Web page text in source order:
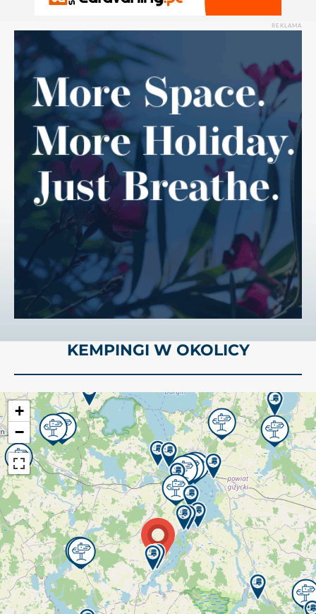
REKLAMA
KEMPINGI W OKOLICY
+
−